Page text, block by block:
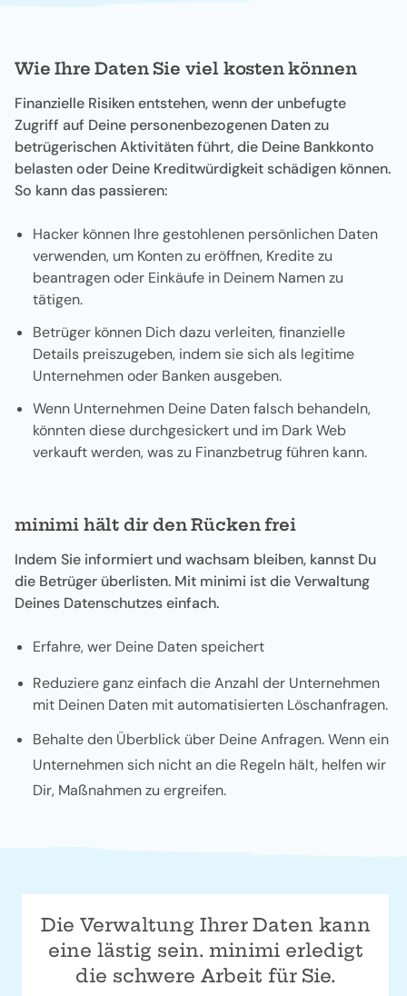
Wie Ihre Daten Sie viel kosten können
Finanzielle Risiken entstehen, wenn der unbefugte
Zugriff auf Deine personenbezogenen Daten zu
betrügerischen Aktivitäten führt, die Deine Bankkonto
belasten oder Deine Kreditwürdigkeit schädigen können.
So kann das passieren:
Hacker können Ihre gestohlenen persönlichen Daten
verwenden, um Konten zu eröffnen, Kredite zu
beantragen oder Einkäufe in Deinem Namen zu
tätigen.
Betrüger können Dich dazu verleiten, finanzielle
Details preiszugeben, indem sie sich als legitime
Unternehmen oder Banken ausgeben.
Wenn Unternehmen Deine Daten falsch behandeln,
könnten diese durchgesickert und im Dark Web
verkauft werden, was zu Finanzbetrug führen kann.
minimi hält dir den Rücken frei
Indem Sie informiert und wachsam bleiben, kannst Du
die Betrüger überlisten. Mit minimi ist die Verwaltung
Deines Datenschutzes einfach.
Erfahre, wer Deine Daten speichert
Reduziere ganz einfach die Anzahl der Unternehmen
mit Deinen Daten mit automatisierten Löschanfragen.
Behalte den Überblick über Deine Anfragen. Wenn ein
Unternehmen sich nicht an die Regeln hält, helfen wir
Dir, Maßnahmen zu ergreifen.
Die Verwaltung Ihrer Daten kann
eine lästig sein. minimi erledigt
die schwere Arbeit für Sie.